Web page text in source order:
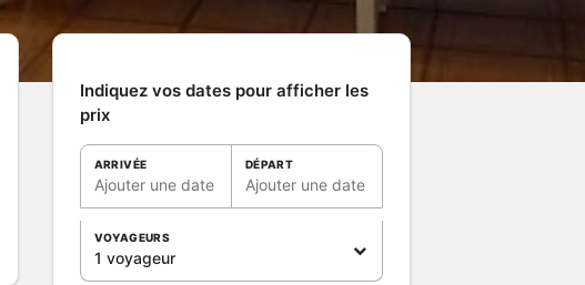
Indiquez vos dates pour afficher les
prix
ARRIVÉE
Ajouter une date
DÉPART
Ajouter une date
VOYAGEURS
1 voyageur